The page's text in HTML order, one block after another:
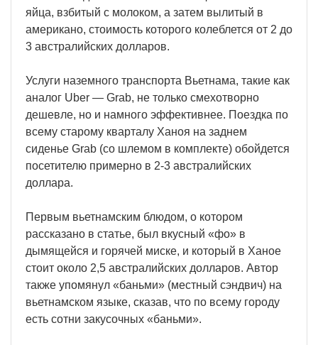
яйца, взбитый с молоком, а затем вылитый в
американо, стоимость которого колеблется от 2 до
3 австралийских долларов.
Услуги наземного транспорта Вьетнама, такие как
аналог Uber — Grab, не только смехотворно
дешевле, но и намного эффективнее. Поездка по
всему старому кварталу Ханоя на заднем
сиденье Grab (со шлемом в комплекте) обойдется
посетителю примерно в 2-3 австралийских
доллара.
Первым вьетнамским блюдом, о котором
рассказано в статье, был вкусный «фо» в
дымящейся и горячей миске, и который в Ханое
стоит около 2,5 австралийских долларов. Автор
также упомянул «баньми» (местный сэндвич) на
вьетнамском языке, сказав, что по всему городу
есть сотни закусочных «баньми».